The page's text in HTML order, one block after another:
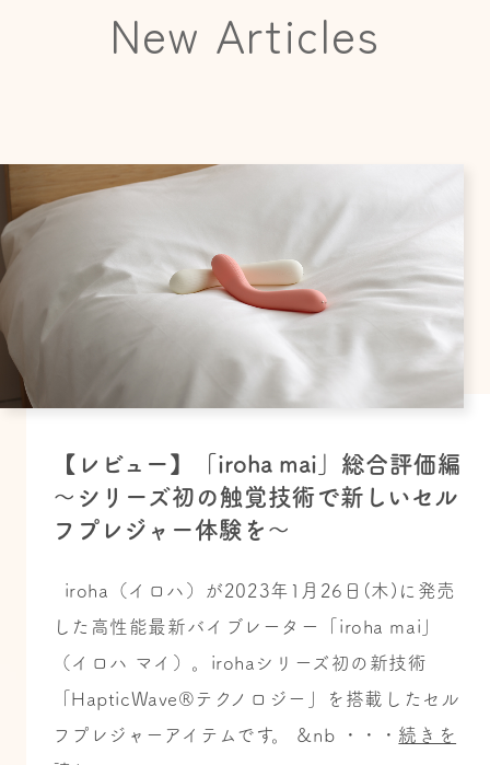
New Articles
【レビュー】「iroha mai」総合評価編
〜シリーズ初の触覚技術で新しいセル
フプレジャー体験を〜
iroha（イロハ）が2023年1月26日(木)に発売
した高性能最新バイブレーター「iroha mai」
（イロハ マイ）。irohaシリーズ初の新技術
「HapticWave®テクノロジー」を搭載したセル
フプレジャーアイテムです。 &nb ・・・ 続きを